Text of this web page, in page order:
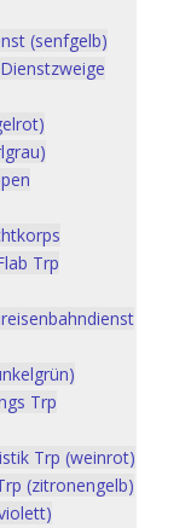
(senfgelb)
Trp
Trp
Trp (weinrot)
(zitronengelb)